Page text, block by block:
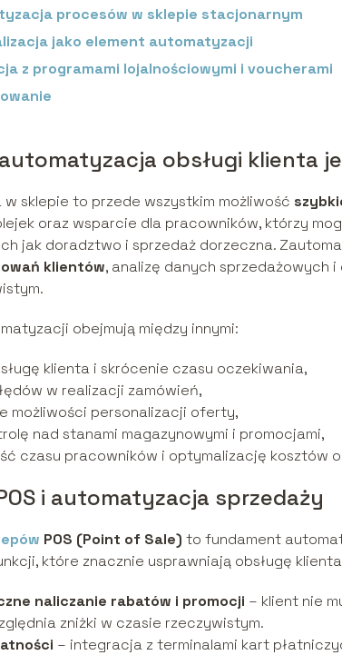
procesów w sklepie stacjonarnym
jako element automatyzacji
z programami lojalnościowymi i voucherami
obsługi klienta
sklepie to przede wszystkim możliwość
oraz wsparcie dla pracowników, którzy
jak doradztwo i sprzedaż dorzeczna.
klientów, analizę danych sprzedażowych
obejmują między innymi:
klienta i skrócenie czasu oczekiwania,
w realizacji zamówień,
możliwości personalizacji oferty,
nad stanami magazynowymi i promocjami,
czasu pracowników i optymalizację kosztów
i automatyzacja sprzedaży
POS (Point of Sale) to fundament
które znacznie usprawniają obsługę
naliczanie rabatów i promocji – klient nie
zniżki w czasie rzeczywistym.
– integracja z terminalami kart